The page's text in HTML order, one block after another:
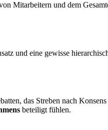
Mitarbeitern und dem
und eine gewisse
das Streben nach
beteiligt fühlen.